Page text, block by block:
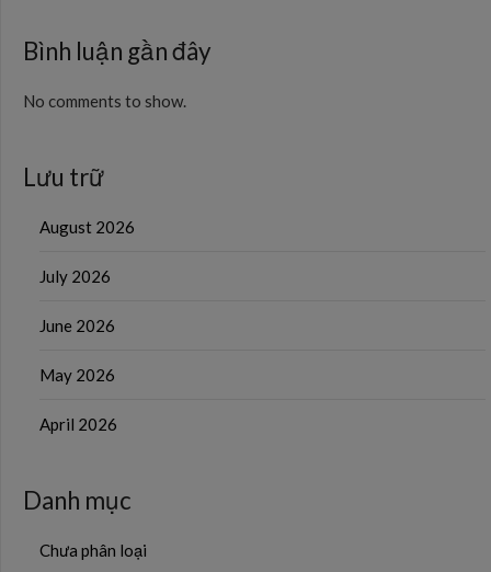
Bình luận gần đây
No comments to show.
Lưu trữ
August 2026
July 2026
June 2026
May 2026
April 2026
Danh mục
Chưa phân loại